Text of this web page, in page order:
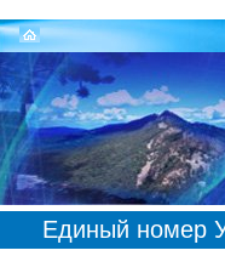
Единый номер